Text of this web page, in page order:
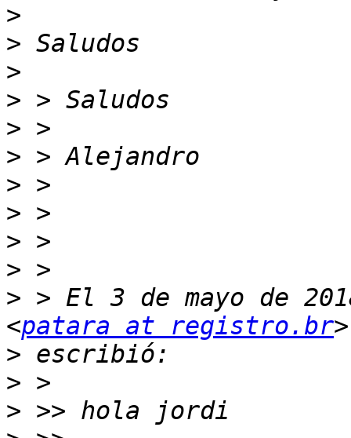
>
>
>
>
>
>
>
>
>
>
> > El 3 de mayo de
<patara at registro.br
>
>
>